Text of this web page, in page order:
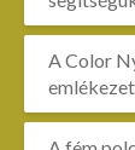
A Color